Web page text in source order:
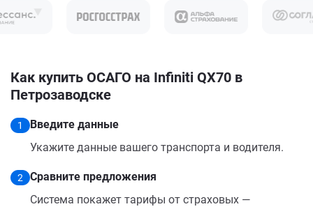
Как купить ОСАГО на Infiniti QX70 в
Петрозаводске
1
Введите данные
Укажите данные вашего транспорта и водителя.
2
Сравните предложения
Система покажет тарифы от страховых —